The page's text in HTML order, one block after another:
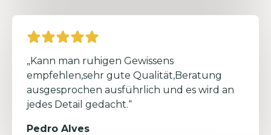
„Kann man ruhigen Gewissens
empfehlen,sehr gute Qualität,Beratung
ausgesprochen ausführlich und es wird an
jedes Detail gedacht.“
Pedro Alves